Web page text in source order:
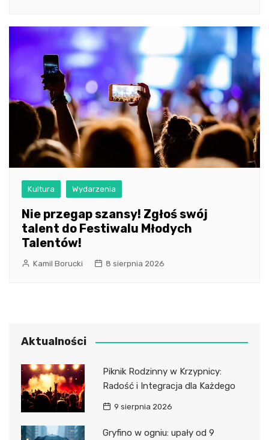
Kultura Wydarzenia
Nie przegap szansy! Zgłoś swój
talent do Festiwalu Młodych
Talentów!
Kamil Borucki 8 sierpnia 2026
Aktualności
Piknik Rodzinny w Krzypnicy:
Radość i Integracja dla Każdego
9 sierpnia 2026
Gryfino w ogniu: upały od 9